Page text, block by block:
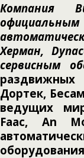
Компания
Херман,
сервисным
раздвижных
Дортек,
ведущих
Faac, An